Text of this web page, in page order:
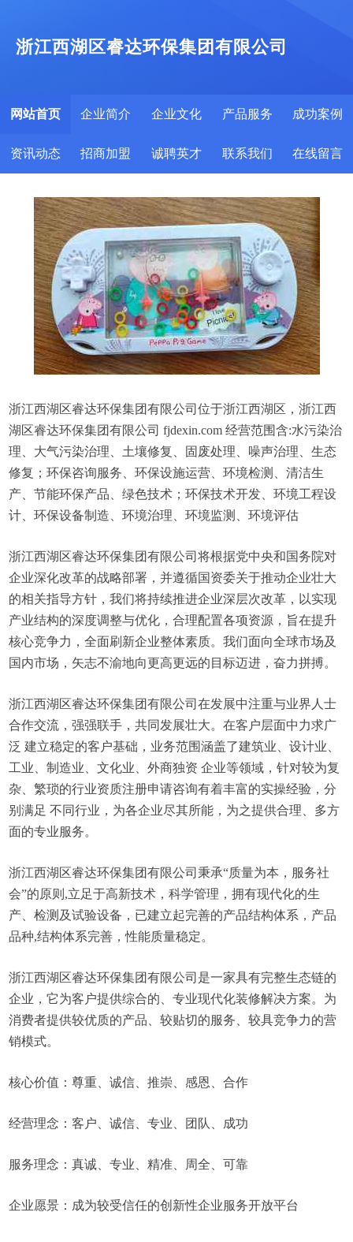
浙江西湖区睿达环保集团有限公司
网站首页 企业简介 企业文化 产品服务 成功案例
资讯动态 招商加盟 诚聘英才 联系我们 在线留言
浙江西湖区睿达环保集团有限公司位于浙江西湖区，浙江西
湖区睿达环保集团有限公司 fjdexin.com 经营范围含:水污染治
理、大气污染治理、土壤修复、固废处理、噪声治理、生态
修复；环保咨询服务、环保设施运营、环境检测、清洁生
产、节能环保产品、绿色技术；环保技术开发、环境工程设
计、环保设备制造、环境治理、环境监测、环境评估
浙江西湖区睿达环保集团有限公司将根据党中央和国务院对
企业深化改革的战略部署，并遵循国资委关于推动企业壮大
的相关指导方针，我们将持续推进企业深层次改革，以实现
产业结构的深度调整与优化，合理配置各项资源，旨在提升
核心竞争力，全面刷新企业整体素质。我们面向全球市场及
国内市场，矢志不渝地向更高更远的目标迈进，奋力拼搏。
浙江西湖区睿达环保集团有限公司在发展中注重与业界人士
合作交流，强强联手，共同发展壮大。在客户层面中力求广
泛 建立稳定的客户基础，业务范围涵盖了建筑业、设计业、
工业、制造业、文化业、外商独资 企业等领域，针对较为复
杂、繁琐的行业资质注册申请咨询有着丰富的实操经验，分
别满足 不同行业，为各企业尽其所能，为之提供合理、多方
面的专业服务。
浙江西湖区睿达环保集团有限公司秉承“质量为本，服务社
会”的原则,立足于高新技术，科学管理，拥有现代化的生
产、检测及试验设备，已建立起完善的产品结构体系，产品
品种,结构体系完善，性能质量稳定。
浙江西湖区睿达环保集团有限公司是一家具有完整生态链的
企业，它为客户提供综合的、专业现代化装修解决方案。为
消费者提供较优质的产品、较贴切的服务、较具竞争力的营
销模式。
核心价值：尊重、诚信、推崇、感恩、合作
经营理念：客户、诚信、专业、团队、成功
服务理念：真诚、专业、精准、周全、可靠
企业愿景：成为较受信任的创新性企业服务开放平台